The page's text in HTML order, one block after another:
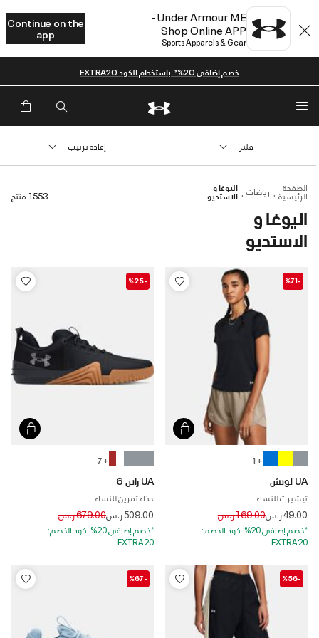
Under Armour ME -
Shop Online APP
Sports Apparels & Gear
Continue on the
app
خصم إضافي 20%*. باستخدام الكود EXTRA20
الصفحة
الرئيسية رياضات اليوغا و
الاستديو
اليوغا و
الاستديو
1553 منتج
فلتر إعادة ترتيب
-%71
+ 1
UA لونش
تيشيرت للنساء
49.00 ر.س Price reduced from
169.00 ر.س to
*خصم إضافي 20%. كود الخصم:
EXTRA20
-%25
+ 7
UA راين 6
حذاء تمرين للنساء
509.00 ر.س Price reduced from
679.00 ر.س to
*خصم إضافي 20%. كود الخصم:
EXTRA20
-%56
-%67